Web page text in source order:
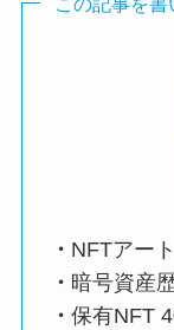
この記事を書
・ NFTアー
・ 暗号資産
・保有NFT